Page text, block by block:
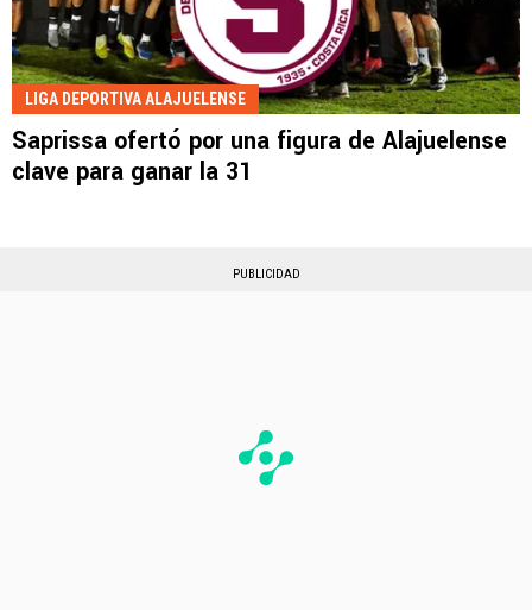
LIGA DEPORTIVA ALAJUELENSE
Saprissa ofertó por una figura de Alajuelense
clave para ganar la 31
PUBLICIDAD